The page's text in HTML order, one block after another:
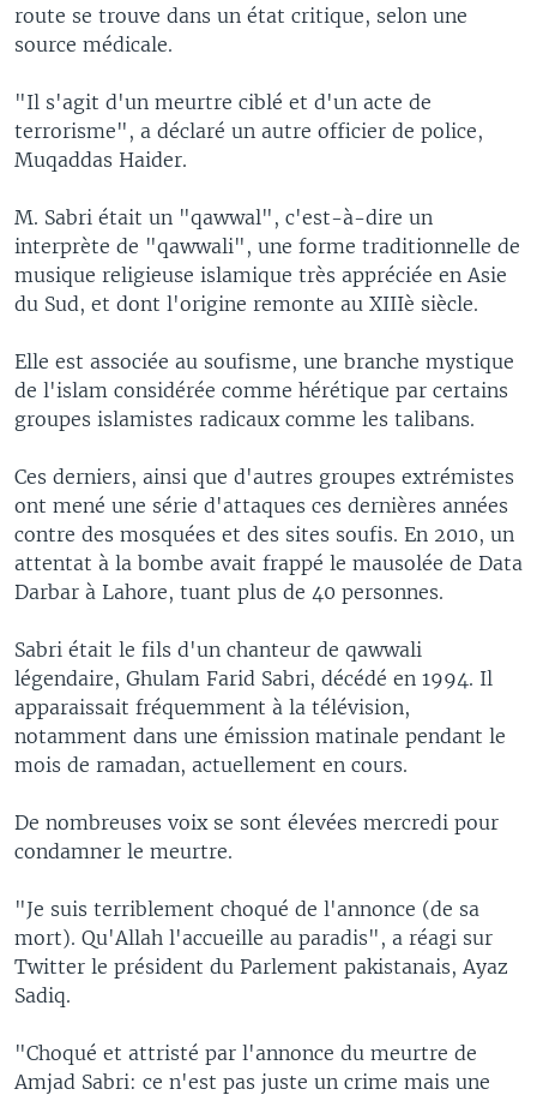
route se trouve dans un état critique, selon une
source médicale.
"Il s'agit d'un meurtre ciblé et d'un acte de
terrorisme", a déclaré un autre officier de police,
Muqaddas Haider.
M. Sabri était un "qawwal", c'est-à-dire un
interprète de "qawwali", une forme traditionnelle de
musique religieuse islamique très appréciée en Asie
du Sud, et dont l'origine remonte au XIIIè siècle.
Elle est associée au soufisme, une branche mystique
de l'islam considérée comme hérétique par certains
groupes islamistes radicaux comme les talibans.
Ces derniers, ainsi que d'autres groupes extrémistes
ont mené une série d'attaques ces dernières années
contre des mosquées et des sites soufis. En 2010, un
attentat à la bombe avait frappé le mausolée de Data
Darbar à Lahore, tuant plus de 40 personnes.
Sabri était le fils d'un chanteur de qawwali
légendaire, Ghulam Farid Sabri, décédé en 1994. Il
apparaissait fréquemment à la télévision,
notamment dans une émission matinale pendant le
mois de ramadan, actuellement en cours.
De nombreuses voix se sont élevées mercredi pour
condamner le meurtre.
"Je suis terriblement choqué de l'annonce (de sa
mort). Qu'Allah l'accueille au paradis", a réagi sur
Twitter le président du Parlement pakistanais, Ayaz
Sadiq.
"Choqué et attristé par l'annonce du meurtre de
Amjad Sabri: ce n'est pas juste un crime mais une